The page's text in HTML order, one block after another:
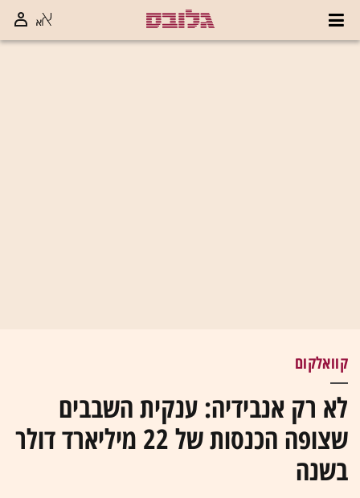
קוואלקום
לא רק אנבידיה: ענקית השבבים
שצופה הכנסות של 22 מיליארד דולר
בשנה